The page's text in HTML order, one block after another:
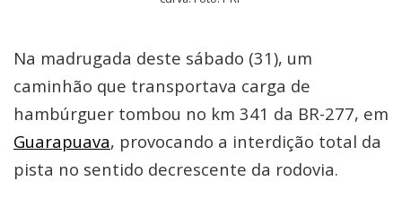
Na madrugada deste sábado (31), um
caminhão que transportava carga de
hambúrguer tombou no km 341 da BR-277, em
Guarapuava, provocando a interdição total da
pista no sentido decrescente da rodovia.